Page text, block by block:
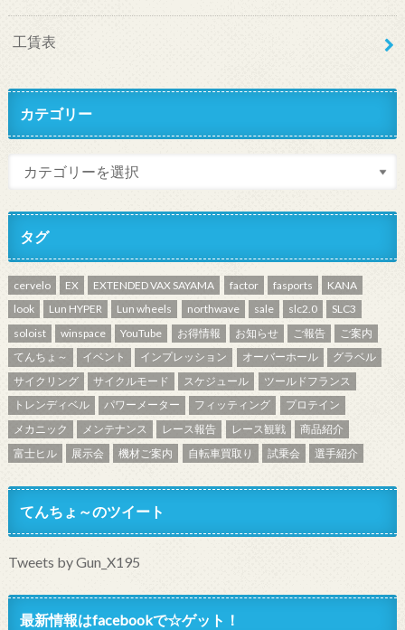
工賃表
カテゴリー
タグ
cervelo EX EXTENDED VAX SAYAMA factor fasports
KANA
look
Lun HYPER Lun wheels northwave sale slc2.0
SLC3
soloist
winspace YouTube お得情報 お知らせ ご報告
ご案内
てんちょ～
イベント インプレッション オーバーホール
グラベル
サイクリング
サイクルモード スケジュール
ツールドフランス
トレンディベル
パワーメーター フィッティング
プロテイン
メカニック
メンテナンス レース報告 レース観戦
商品紹介
富士ヒル
展示会 機材ご案内 自転車買取り 試乗会 選手紹介
てんちょ～のツイート
Tweets by Gun_X195
最新情報はfacebookで☆ゲット！